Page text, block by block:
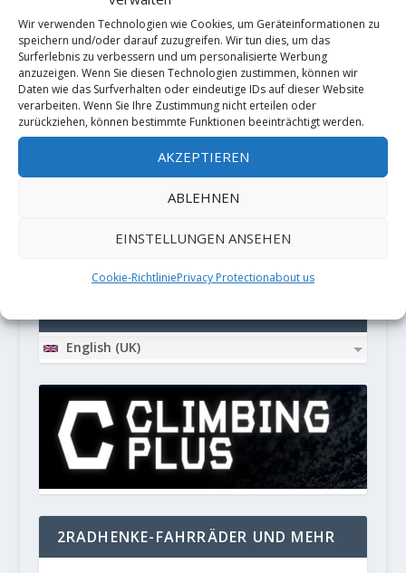
Wir verwenden Technologien wie Cookies, um Geräteinformationen zu
speichern und/oder darauf zuzugreifen. Wir tun dies, um das
Surferlebnis zu verbessern und um personalisierte Werbung
anzuzeigen. Wenn Sie diesen Technologien zustimmen, können wir
Daten wie das Surfverhalten oder eindeutige IDs auf dieser Website
verarbeiten. Wenn Sie Ihre Zustimmung nicht erteilen oder
zurückziehen, können bestimmte Funktionen beeinträchtigt werden.
AKZEPTIEREN
ABLEHNEN
EINSTELLUNGEN ANSEHEN
Cookie-RichtliniePrivacy Protectionabout us
Diese Website verwendet Akismet, um
Spam zu reduzieren.Erfahre, wie
PARTNER
English (UK)
2RADHENKE-FAHRRÄDER UND MEHR